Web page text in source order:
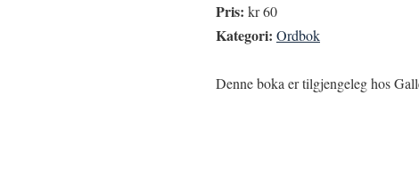
Pris: kr 60
Kategori: Ordbok
Denne boka er tilgjengeleg hos